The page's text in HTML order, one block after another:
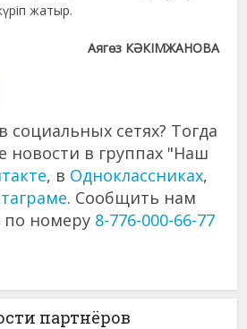
жатыр.
Аягөз КӘКІМЖАНОВА
сетях? Тогда
новости в группах "Наш
, в Одноклассниках,
. Сообщить нам
номеру 8-776-000-66-77
партнёров